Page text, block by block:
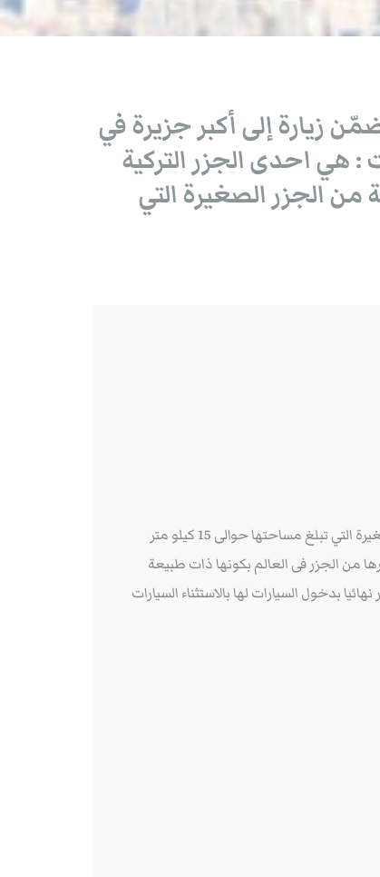
زيارة إلى أكبر جزيرة في
هي احدى الجزر التركية
الجزر الصغيرة التي
جزيرة الاميرات : هي احدى الجزر التركية الرائعة والتى تقع وسط بحر مرمرة فى مدينة أسطنبول وتتكون من مجموعة من الجزر الصغيرة التي تبلغ مساحتها حوالى 15 كيلو متر
من الجزر فى العالم بكونها ذات طبيعة
بدخول السيارات لها بالاستثناء السيارات